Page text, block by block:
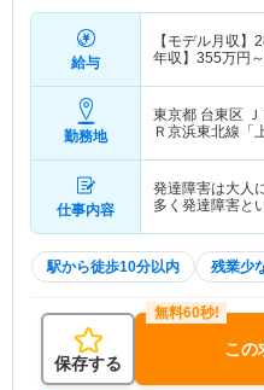
給与
【モデル月収】
年収】 355万円～
勤務地
東京都 台東区
Ｒ京浜東北線「
仕事内容
発達障害は大人
多く発達障害と
駅から徒歩10分以内 残業少
保存する
この